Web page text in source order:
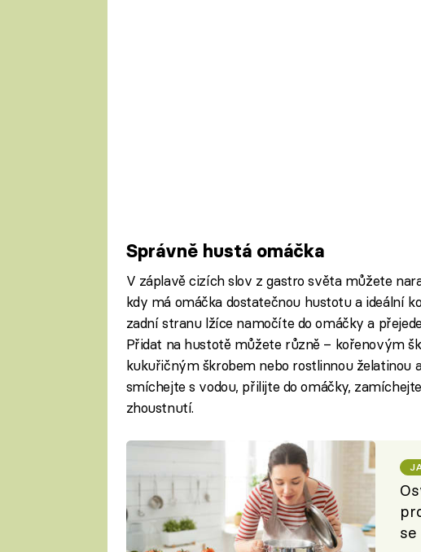
Správně hustá omáčka
V záplavě cizích slov z gastro světa můžete
kdy má omáčka dostatečnou hustotu a ideální
zadní stranu lžíce namočíte do omáčky a
Přidat na hustotě můžete různě – kořenovým
kukuřičným škrobem nebo rostlinnou želatinou
smíchejte s vodou, přilijte do omáčky,
zhoustnutí.